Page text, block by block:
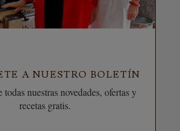
A NUESTRO BOLETÍN
nuestras novedades, ofertas y
recetas gratis.